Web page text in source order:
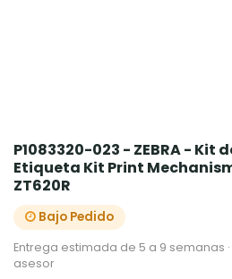
P1083320-023 - ZEBRA - Kit
Etiqueta Kit Print
ZT620R
Bajo Pedido
Entrega estimada de 5 a 9 semanas
asesor